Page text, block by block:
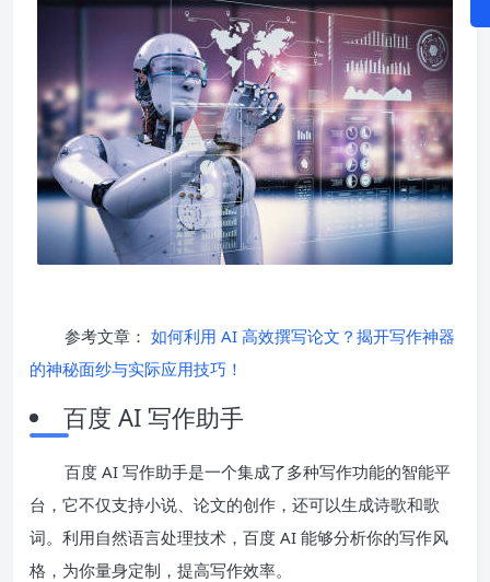
参考文章： 如何利用 AI 高效撰写论文？揭开写作神器
的神秘面纱与实际应用技巧！
百度 AI 写作助手
百度 AI 写作助手是一个集成了多种写作功能的智能平
台，它不仅支持小说、论文的创作，还可以生成诗歌和歌
词。利用自然语言处理技术，百度 AI 能够分析你的写作风
格，为你量身定制，提高写作效率。